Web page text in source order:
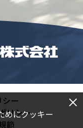
めにクッキー
シー
リシー
範